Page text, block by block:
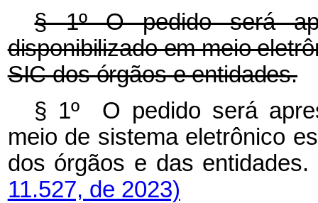
§ 1º O pedido será
disponibilizado em meio
SIC dos órgãos e entidades.
§ 1º O pedido será
meio de sistema eletrônico
dos órgãos e das
11.527, de 2023)